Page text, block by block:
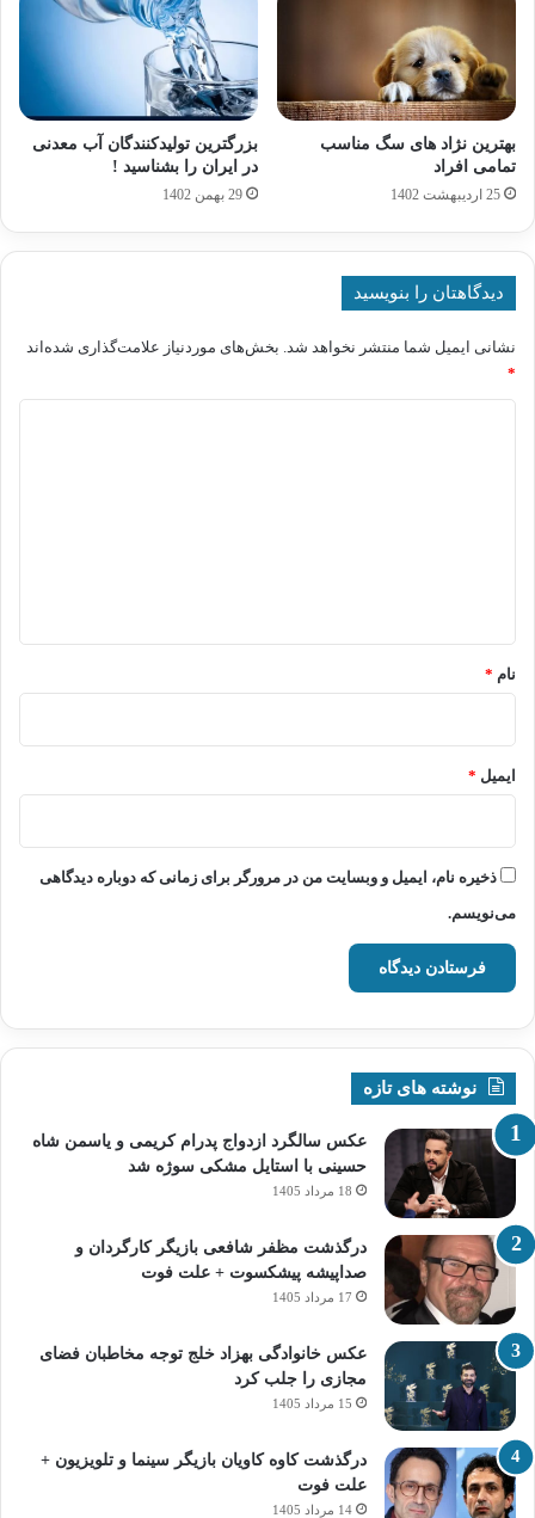
بهترین نژاد های سگ مناسب
تمامی افراد
25 اردیبهشت 1402
بزرگترین تولیدکنندگان آب معدنی
در ایران را بشناسید !
29 بهمن 1402
دیدگاهتان را بنویسید
نشانی ایمیل شما منتشر نخواهد شد. بخش‌های موردنیاز علامت‌گذاری شده‌اند
*
نام *
ایمیل *
ذخیره نام، ایمیل و وبسایت من در مرورگر برای زمانی که دوباره دیدگاهی
می‌نویسم.
نوشته های تازه
عکس سالگرد ازدواج پدرام کریمی و یاسمن شاه‌
حسینی با استایل مشکی سوژه شد
18 مرداد 1405
درگذشت مظفر شافعی بازیگر کارگردان و
صداپیشه پیشکسوت + علت فوت
17 مرداد 1405
عکس خانوادگی بهزاد خلج توجه مخاطبان فضای
مجازی را جلب کرد
15 مرداد 1405
درگذشت کاوه کاویان بازیگر سینما و تلویزیون +
علت فوت
14 مرداد 1405